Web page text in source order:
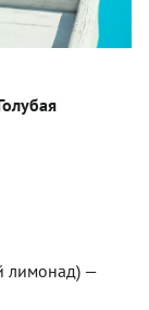
лимонад) —